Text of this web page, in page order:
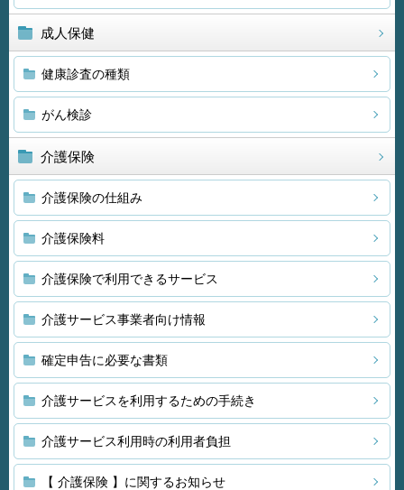
成人保健
健康診査の種類
がん検診
介護保険
介護保険の仕組み
介護保険料
介護保険で利用できるサービス
介護サービス事業者向け情報
確定申告に必要な書類
介護サービスを利用するための手続き
介護サービス利用時の利用者負担
【 介護保険 】に関するお知らせ